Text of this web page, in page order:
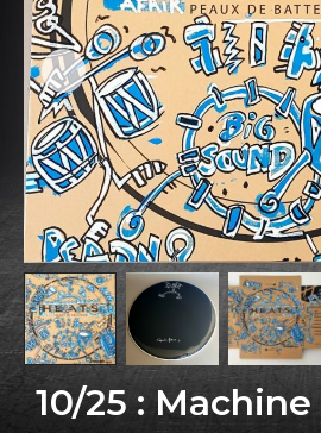
10/25 : Machine